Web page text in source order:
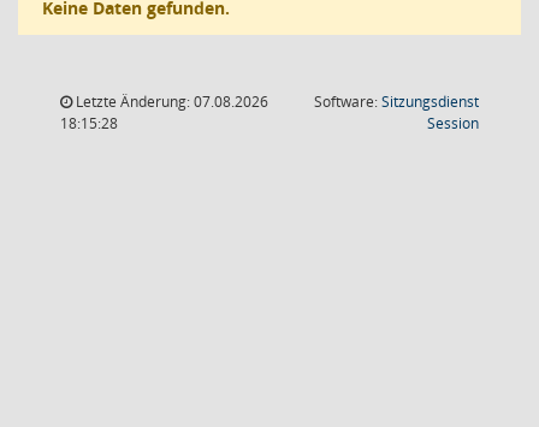
Keine Daten gefunden.
Letzte Änderung: 07.08.2026
18:15:28
Software:Sitzungsdienst
Session(Wird in